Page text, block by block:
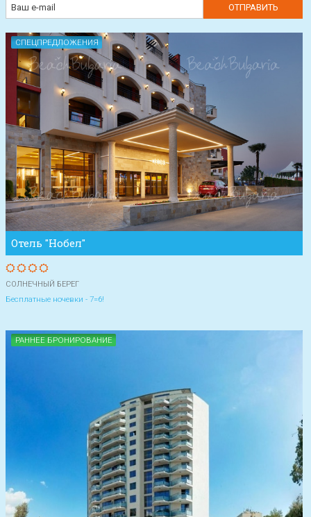
СПЕЦПРЕДЛОЖЕНИЯ
Отель "Нобел"
СОЛНЕЧНЫЙ БЕРЕГ
Бесплатные ночевки - 7=6!
РАННЕЕ БРОНИРОВАНИЕ